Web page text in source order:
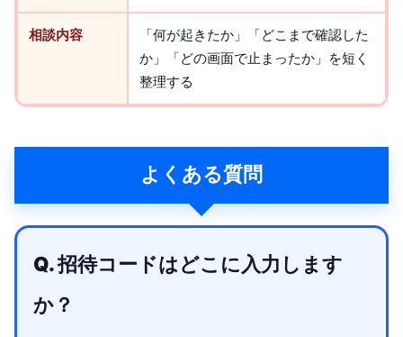
相談内容
「何が起きたか」「どこまで確認した
か」「どの画面で止まったか」を短く
整理する
よくある質問
Q. 招待コードはどこに入力します
か？